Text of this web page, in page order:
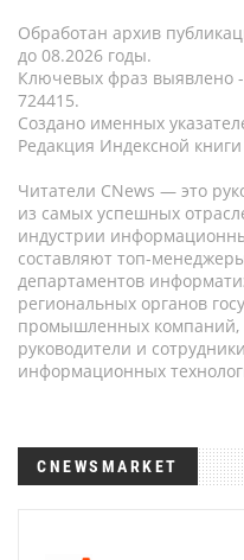
Обработан архив
до 08.2026 годы.
Ключевых фраз выявлено
724415.
Создано именных
Редакция Индексной
Читатели CNews — это
из самых успешных
индустрии
составляют топ-
департаментов
региональных органов
промышленных компаний,
руководители и
информационных
CNEWSMARKET